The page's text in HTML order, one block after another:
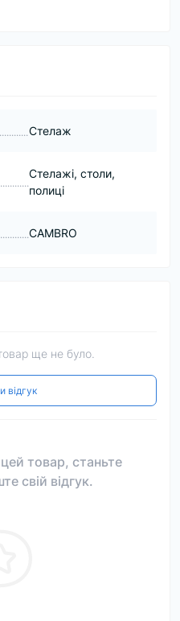
Стелаж
Стелажі, столи,
полиці
CAMBRO
ще не було.
відгук
товар, станьте
свій відгук.